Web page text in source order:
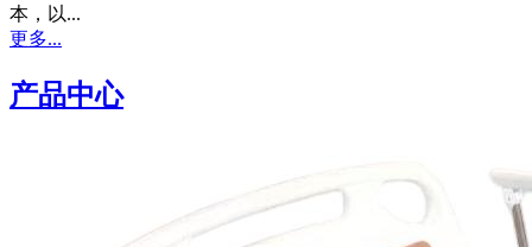
本，以...
更多...
产品中心